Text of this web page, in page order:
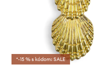
*-15 % s kódom: SALE